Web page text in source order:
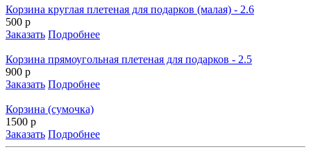
Корзина круглая плетеная для подарков (малая) - 2.6
500 р
Заказать Подробнее
Корзина прямоугольная плетеная для подарков - 2.5
900 р
Заказать Подробнее
Корзина (сумочка)
1500 р
Заказать Подробнее